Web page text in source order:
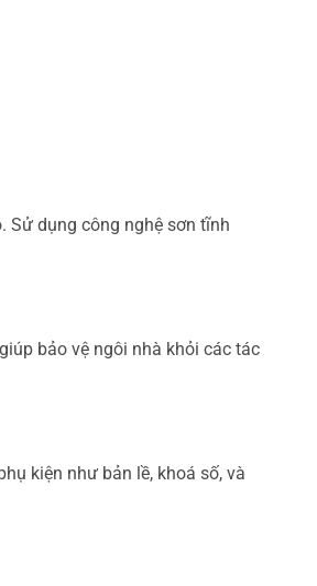
dụng công nghệ sơn tĩnh
bảo vệ ngôi nhà khỏi các tác
kiện như bản lề, khoá số, và